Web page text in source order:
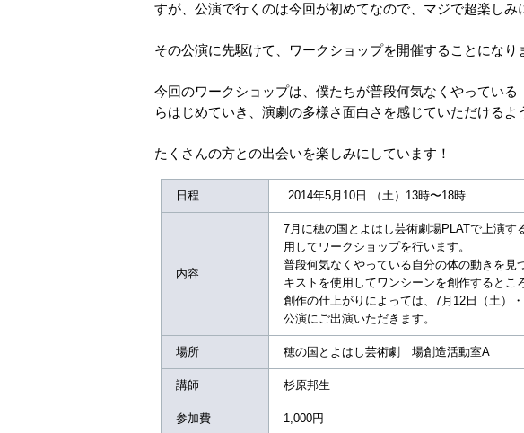
すが、公演で行くのは今回が初めてなので、マジで超楽しみ
その公演に先駆けて、ワークショップを開催することになり
今回のワークショップは、僕たちが普段何気なくやってい
らはじめていき、演劇の多様さ面白さを感じていただけるよ
たくさんの方との出会いを楽しみにしています！
日程 2014年5月10日 （土）13時〜18時
内容
7月に穂の国とよはし芸術劇場PLATで上演す
用してワークショップを行います。
普段何気なくやっている自分の体の動きを見
キストを使用してワンシーンを創作するとこ
創作の仕上がりによっては、7月12日（土）
公演にご出演いただきます。
場所 穂の国とよはし芸術劇 場創造活動室A
講師 杉原邦生
参加費 1,000円